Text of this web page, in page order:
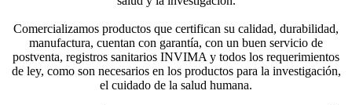
Comercializamos productos que certifican su calidad, durabilidad,
manufactura, cuentan con garantía, con un buen servicio de
postventa, registros sanitarios INVIMA y todos los requerimientos
de ley, como son necesarios en los productos para la investigación,
el cuidado de la salud humana.